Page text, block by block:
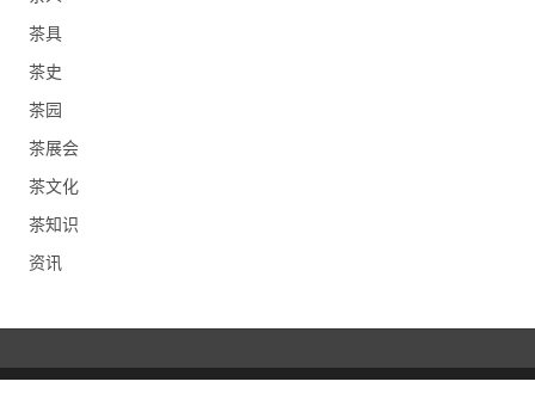
茶具
茶史
茶园
茶展会
茶文化
茶知识
资讯